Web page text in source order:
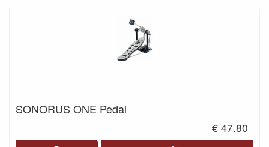
SONORUS ONE Pedal
€ 47.80